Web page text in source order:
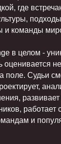
где
команды
в целом -
поле. Судьи
работает
и